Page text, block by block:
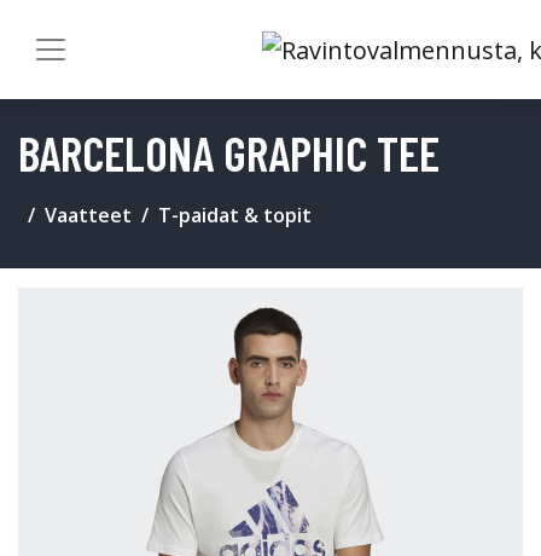
BARCELONA GRAPHIC TEE
Vaatteet T-paidat & topit